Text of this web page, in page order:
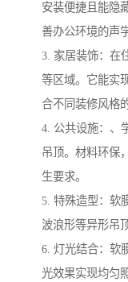
安装便捷且能隐
善办公环境的声
3. 家居装饰：在
等区域。它能实
合不同装修风格
4. 公共设施：、
吊顶。材料环保
生要求。
5. 特殊造型：软
波浪形等异形吊
6. 灯光结合：软
光效果实现均匀